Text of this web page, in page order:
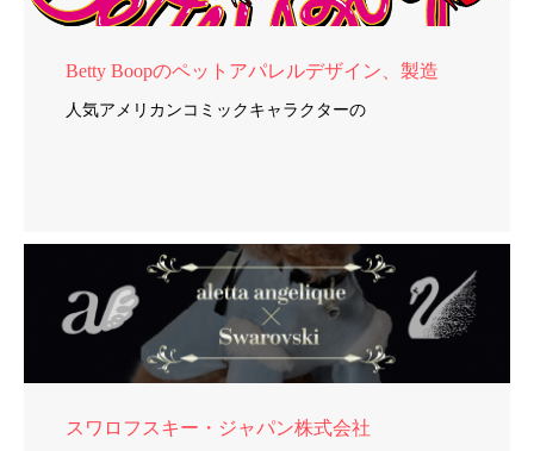
Betty Boopのペットアパレルデザイン、製造
人気アメリカンコミックキャラクターの
スワロフスキー・ジャパン株式会社